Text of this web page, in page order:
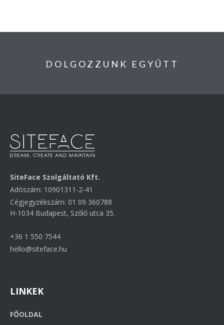
DOLGOZZUNK EGYÜTT
SiteFace Szolgáltató Kft.
Adószám: 10901311-2-41
Cégjegyzékszám: 01 09 360788
H-1034 Budapest, Szőlő utca 35.
+36 1 550 7544
hello@siteface.hu
LINKEK
FŐOLDAL